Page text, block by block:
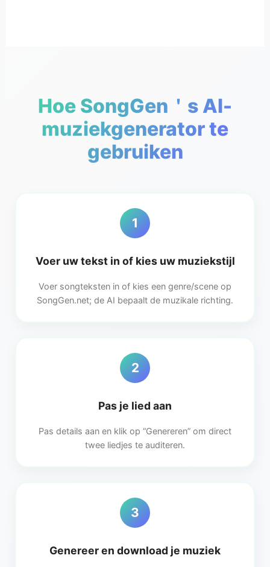
Hoe SongGen＇s AI-
muziekgenerator te
gebruiken
1
Voer uw tekst in of kies uw muziekstijl
Voer songteksten in of kies een genre/scene op
SongGen.net; de AI bepaalt de muzikale richting.
2
Pas je lied aan
Pas details aan en klik op “Genereren” om direct
twee liedjes te auditeren.
3
Genereer en download je muziek